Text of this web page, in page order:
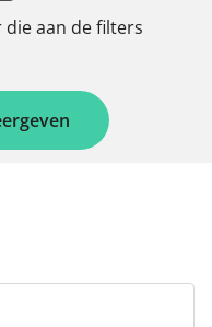
aan de filters